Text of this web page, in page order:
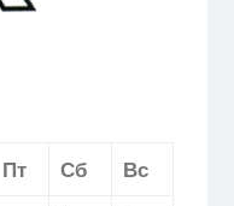
Пт Сб Вс